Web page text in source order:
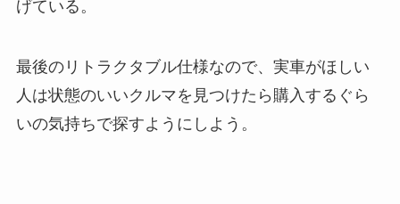
げている。
最後のリトラクタブル仕様なので、実車がほしい
人は状態のいいクルマを見つけたら購入するぐら
いの気持ちで探すようにしよう。